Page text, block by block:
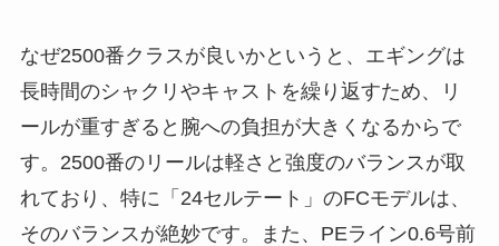
なぜ2500番クラスが良いかというと、エギングは
長時間のシャクリやキャストを繰り返すため、リ
ールが重すぎると腕への負担が大きくなるからで
す。2500番のリールは軽さと強度のバランスが取
れており、特に「24セルテート」のFCモデルは、
そのバランスが絶妙です。また、PEライン0.6号前